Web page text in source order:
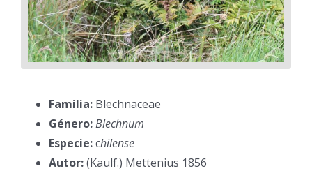
Familia:Blechnaceae
Género:Blechnum
Especie:chilense
Autor:(Kaulf.) Mettenius 1856